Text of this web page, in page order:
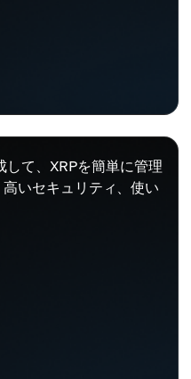
て、XRPを簡単に管理
いセキュリティ、使い